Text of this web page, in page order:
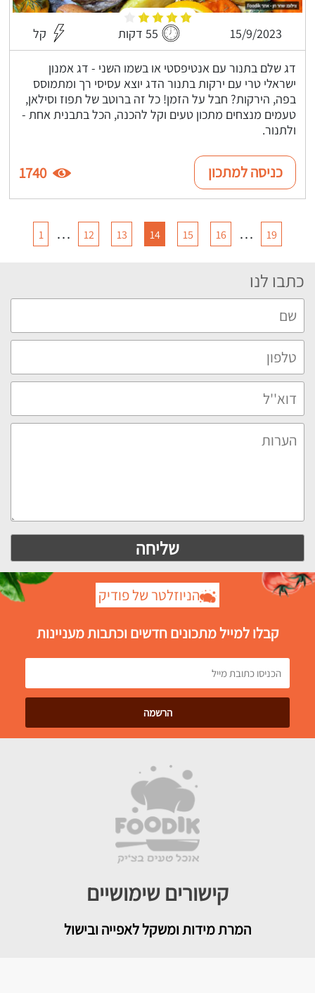
15/9/2023 55 דקות קל
דג שלם בתנור עם אנטיפסטי או בשמו השני - דג אמנון
ישראלי טרי עם ירקות בתנור הדג יוצא עסיסי רך ומתמוסס
בפה, הירקות? חבל על הזמן! כל זה ברוטב של תפוז וסילאן,
טעמים מנצחים מתכון טעים וקל להכנה, הכל בתבנית אחת -
ולתנור.
כניסה למתכון 1740
1 … 12 13 14 15 16 … 19
כתבו לנו
הניוזלטר של פודיק
קבלו למייל מתכונים חדשים וכתבות מעניינות
קישורים שימושיים
המרת מידות ומשקל לאפייה ובישול